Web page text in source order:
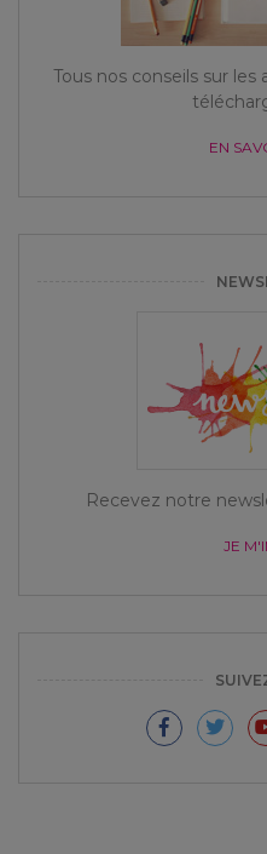
Tous nos conseils sur
EN
Recevez notre
JE